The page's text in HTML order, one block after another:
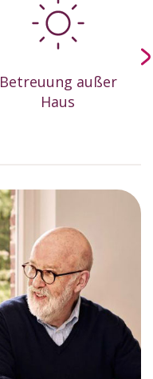
Betreuung außer
Haus